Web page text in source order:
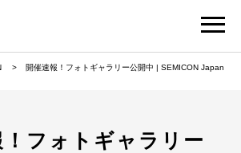
開催速報！フォトギャラリー公開中 | SEMICON Japan
！フォトギャラリー